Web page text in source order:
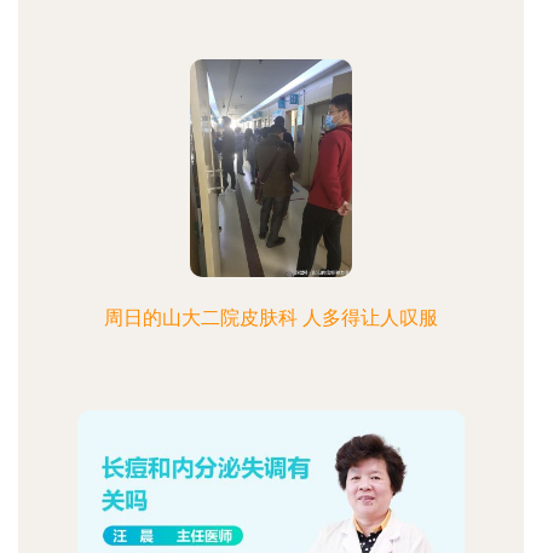
周日的山大二院皮肤科 人多得让人叹服